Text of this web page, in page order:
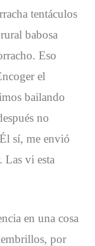
tentáculos
babosa
Eso
el
bailando
no
sí, me envió
Las vi esta
en una cosa
por